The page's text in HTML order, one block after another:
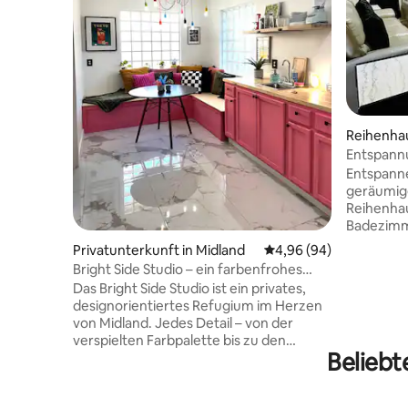
Privatunterkunft in Midland Durchschnittliche
4,96 (94)
Bright Side Studio – ein farbenfrohes
Refugium in Midland
Das Bright Side Studio ist ein privates,
designorientiertes Refugium im Herzen
von Midland. Jedes Detail – von der
verspielten Farbpalette bis zu den
Mit